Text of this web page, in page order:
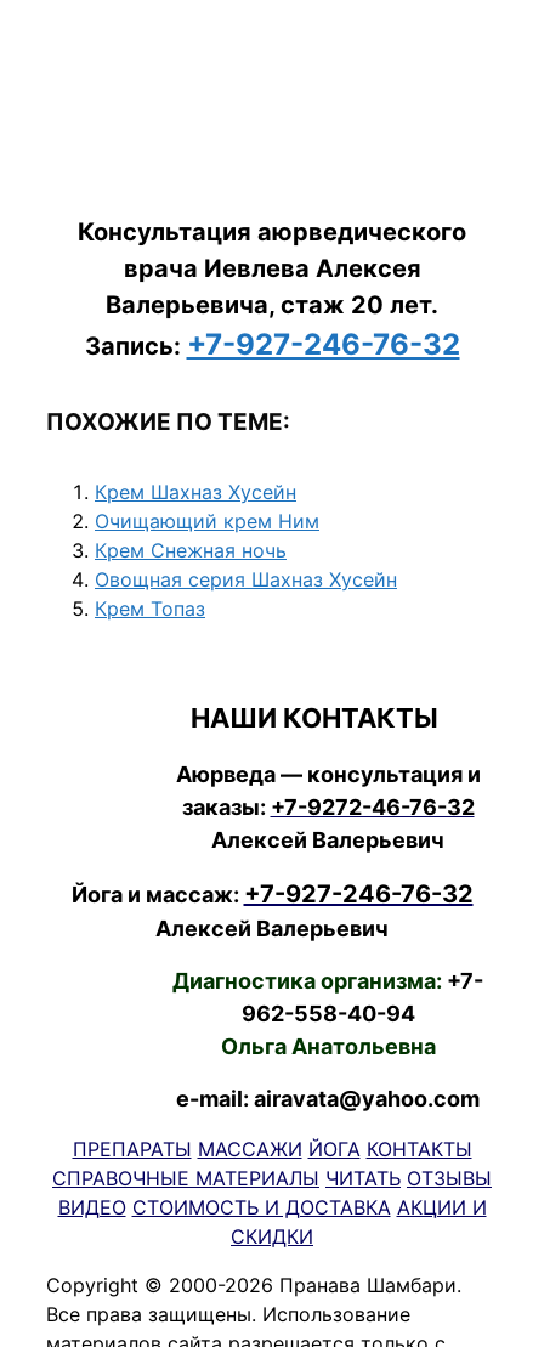
Консультация аюрведического
врача Иевлева Алексея
Валерьевича, стаж 20 лет.
Запись: +7-927-246-76-32
ПОХОЖИЕ ПО ТЕМЕ:
Крем Шахназ Хусейн
Очищающий крем Ним
Крем Снежная ночь
Овощная серия Шахназ Хусейн
Крем Топаз
НАШИ КОНТАКТЫ
Аюрведа — консультация и
заказы: +7-9272-46-76-32
Алексей Валерьевич
Йога и массаж: +7-927-246-76-32
Алексей Валерьевич
Диагностика организма: +7-
962-558-40-94
Ольга Анатольевна
e-mail: airavata@yahoo.com
ПРЕПАРАТЫ МАССАЖИ ЙОГА КОНТАКТЫ
СПРАВОЧНЫЕ МАТЕРИАЛЫ ЧИТАТЬ ОТЗЫВЫ
ВИДЕО СТОИМОСТЬ И ДОСТАВКА АКЦИИ И
СКИДКИ
Copyright © 2000-2026 Пранава Шамбари.
Все права защищены. Использование